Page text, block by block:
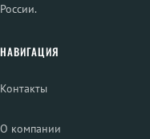
России.
НАВИГАЦИЯ
Контакты
О компании